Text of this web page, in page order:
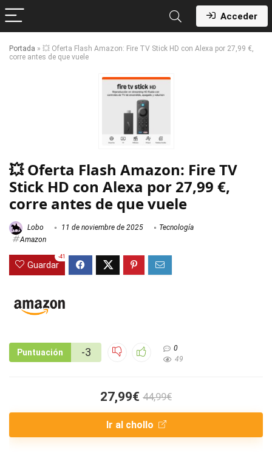
Acceder
Portada » 💥 Oferta Flash Amazon: Fire TV Stick HD con Alexa por 27,99 €,
corre antes de que vuele
💥 Oferta Flash Amazon: Fire TV
Stick HD con Alexa por 27,99 €,
corre antes de que vuele
Lobo 11 de noviembre de 2025
Tecnología
Amazon
Guardar
-41
Puntuación -3
0
49
27,99€ 44,99€
Ir al chollo